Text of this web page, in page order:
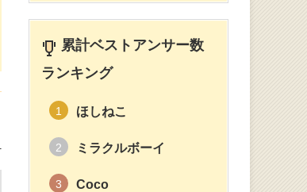
累計ベストアンサー数
ランキング
1 ほしねこ
2 ミラクルボーイ
3 Coco